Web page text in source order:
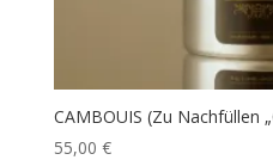
CAMBOUIS (Zu Nachfüllen
55,00 €